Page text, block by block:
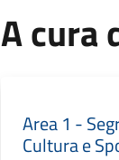
A cura
Area 1 -
Cultura e